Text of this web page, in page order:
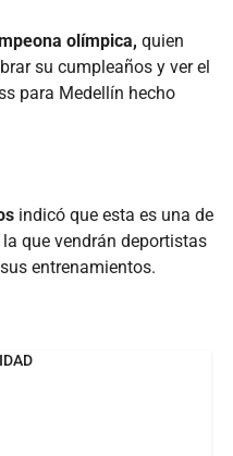
olímpica, quien
su cumpleaños y ver el
para Medellín hecho
indicó que esta es una de
que vendrán deportistas
entrenamientos.